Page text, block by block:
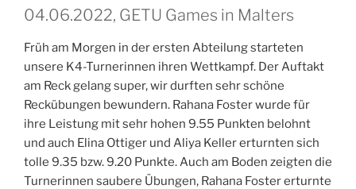
04.06.2022, GETU Games in Malters
Früh am Morgen in der ersten Abteilung starteten
unsere K4-Turnerinnen ihren Wettkampf. Der Auftakt
am Reck gelang super, wir durften sehr schöne
Reckübungen bewundern. Rahana Foster wurde für
ihre Leistung mit sehr hohen 9.55 Punkten belohnt
und auch Elina Ottiger und Aliya Keller erturnten sich
tolle 9.35 bzw. 9.20 Punkte. Auch am Boden zeigten die
Turnerinnen saubere Übungen, Rahana Foster erturnte